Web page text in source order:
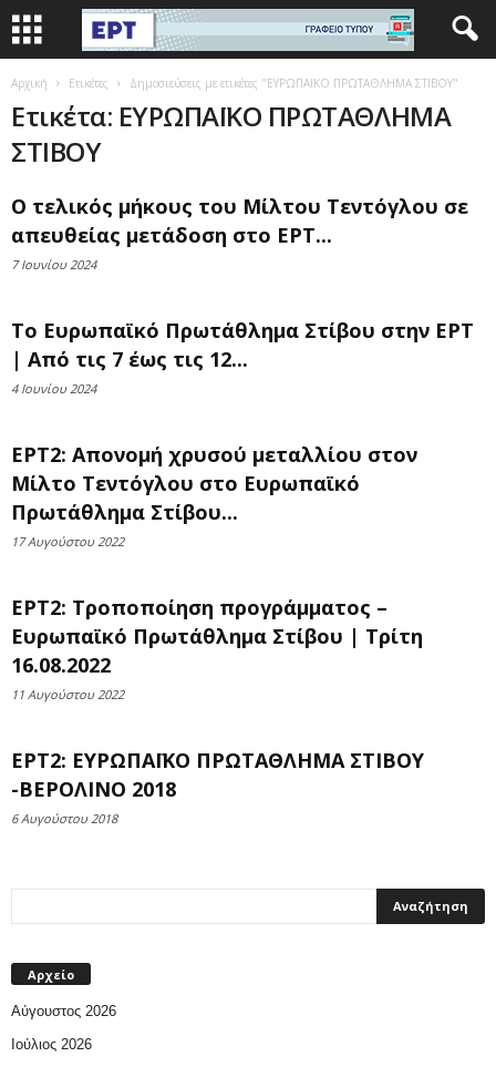
Αρχική Ετικέτες Δημοσιεύσεις με ετικέτες "ΕΥΡΩΠΑΪΚΟ ΠΡΩΤΑΘΛΗΜΑ ΣΤΙΒΟΥ"
Ετικέτα: ΕΥΡΩΠΑΪΚΟ ΠΡΩΤΑΘΛΗΜΑ
ΣΤΙΒΟΥ
Ο τελικός μήκους του Μίλτου Τεντόγλου σε
απευθείας μετάδοση στο ΕΡΤ...
7 Ιουνίου 2024
Το Ευρωπαϊκό Πρωτάθλημα Στίβου στην ΕΡΤ
| Από τις 7 έως τις 12...
4 Ιουνίου 2024
ΕΡΤ2: Απονομή χρυσού μεταλλίου στον
Μίλτο Τεντόγλου στο Ευρωπαϊκό
Πρωτάθλημα Στίβου...
17 Αυγούστου 2022
ΕΡΤ2: Τροποποίηση προγράμματος –
Ευρωπαϊκό Πρωτάθλημα Στίβου | Τρίτη
16.08.2022
11 Αυγούστου 2022
ΕΡΤ2: ΕΥΡΩΠΑΪΚΟ ΠΡΩΤΑΘΛΗΜΑ ΣΤΙΒΟΥ
-ΒΕΡΟΛΙΝΟ 2018
6 Αυγούστου 2018
Αρχείο
Αύγουστος 2026
Ιούλιος 2026